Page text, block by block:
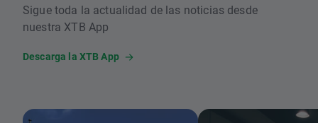
Sigue toda la actualidad de las noticias desde
nuestra XTB App
Descarga la XTB App